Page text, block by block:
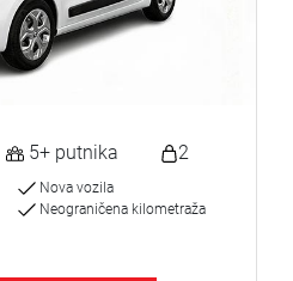
5+ putnika 2
Nova vozila
Neograničena kilometraža